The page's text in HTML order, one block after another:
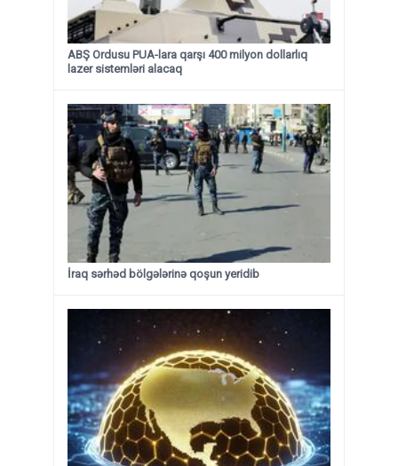
ABŞ Ordusu PUA-lara qarşı 400 milyon dollarlıq
lazer sistemləri alacaq
İraq sərhəd bölgələrinə qoşun yeridib